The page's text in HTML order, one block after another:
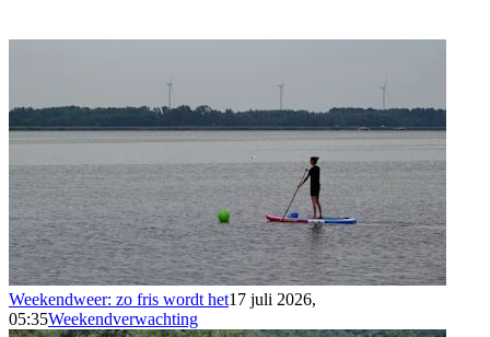
Weekendweer: zo fris wordt het17 juli 2026,
05:35Weekendverwachting